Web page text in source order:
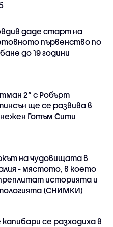
даде старт на
първенство по
до 19 години
2“ с Робърт
ще се развива в
Готъм Сити
на чудовищата в
- мястото, в което
историята и
(СНИМКИ)
капибари се разходиха в